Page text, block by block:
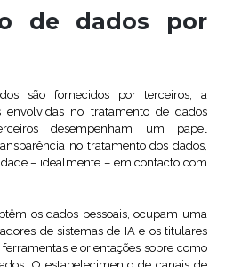
de dados por
são fornecidos por terceiros, a
envolvidas no tratamento de dados
desempenham um papel
no tratamento dos dados,
– idealmente – em contacto com
os dados pessoais, ocupam uma
de sistemas de IA e os titulares
e orientações sobre como